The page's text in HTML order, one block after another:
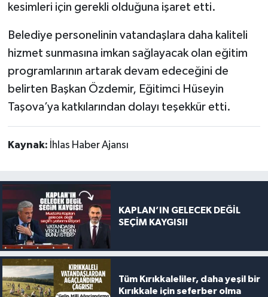
kesimleri için gerekli olduğuna işaret etti.
Belediye personelinin vatandaşlara daha kaliteli
hizmet sunmasına imkan sağlayacak olan eğitim
programlarının artarak devam edeceğini de
belirten Başkan Özdemir, Eğitimci Hüseyin
Taşova’ya katkılarından dolayı teşekkür etti.
Kaynak: İhlas Haber Ajansı
KAPLAN’IN GELECEK DEĞİL
SEÇİM KAYGISI!
Tüm Kırıkkaleliler, daha yeşil bir
Kırıkkale için seferber olma